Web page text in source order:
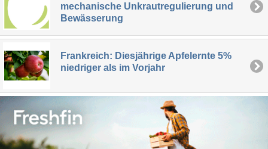
mechanische Unkrautregulierung und
Bewässerung
Frankreich: Diesjährige Apfelernte 5%
niedriger als im Vorjahr